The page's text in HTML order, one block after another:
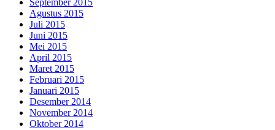
September 2015
Agustus 2015
Juli 2015
Juni 2015
Mei 2015
April 2015
Maret 2015
Februari 2015
Januari 2015
Desember 2014
November 2014
Oktober 2014